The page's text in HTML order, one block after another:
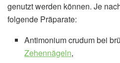
genutzt werden können. Je
folgende Präparate:
Antimonium crudum bei
Zehennägeln,